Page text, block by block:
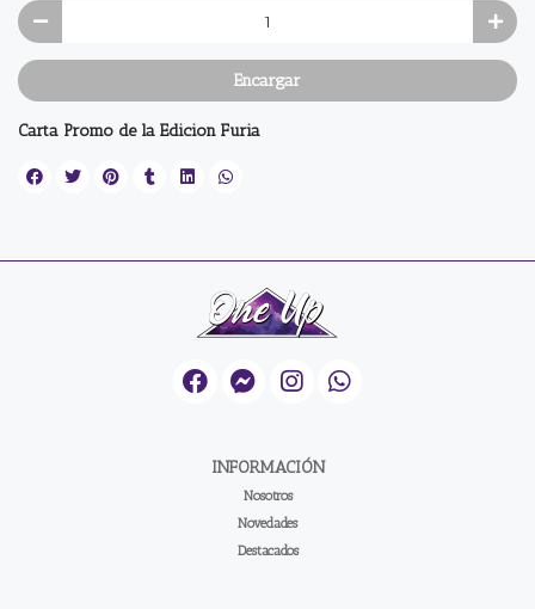
Encargar
Carta Promo de la Edicion Furia
INFORMACIÓN
Nosotros
Novedades
Destacados